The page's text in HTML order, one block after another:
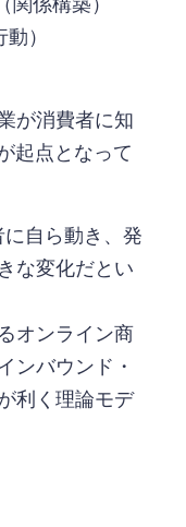
係構築）
）
が消費者に知
起点となって
自ら動き、発
な変化だとい
オンライン商
ンバウンド・
利く理論モデ